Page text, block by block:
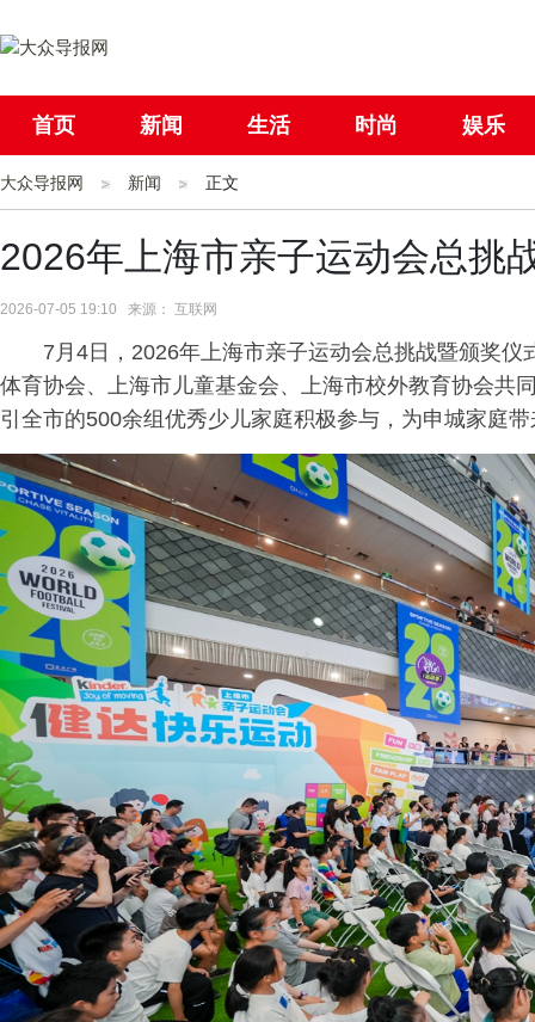
首页 新闻 生活 时尚 娱乐
社会 国际
大众导报网 新闻 正文
2026年上海市亲子运动会总挑
2026-07-05 19:10 来源： 互联网
7月4日，2026年上海市亲子运动会总挑战暨颁奖
体育协会、上海市儿童基金会、上海市校外教育协会共
引全市的500余组优秀少儿家庭积极参与，为申城家庭